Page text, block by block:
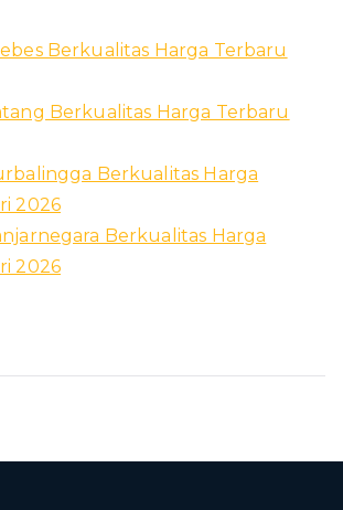
Berkualitas Harga Terbaru
Berkualitas Harga Terbaru
Berkualitas Harga
2026
Berkualitas Harga
2026